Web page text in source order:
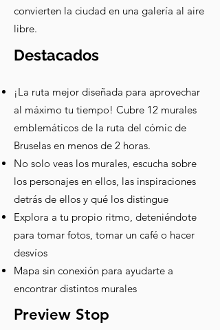
convierten la ciudad en una galería al aire
libre.
Destacados
¡La ruta mejor diseñada para aprovechar
al máximo tu tiempo! Cubre 12 murales
emblemáticos de la ruta del cómic de
Bruselas en menos de 2 horas.
No solo veas los murales, escucha sobre
los personajes en ellos, las inspiraciones
detrás de ellos y qué los distingue
Explora a tu propio ritmo, deteniéndote
para tomar fotos, tomar un café o hacer
desvíos
Mapa sin conexión para ayudarte a
encontrar distintos murales
Preview Stop